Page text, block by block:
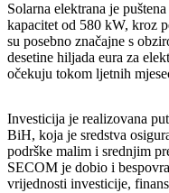
Solarna elektrana je
kapacitet od 580 kW, kroz
su posebno značajne s
desetine hiljada eura za
očekuju tokom ljetnih
Investicija je realizovana
BiH, koja je sredstva
podrške malim i srednjim
SECOM je dobio i
vrijednosti investicije,